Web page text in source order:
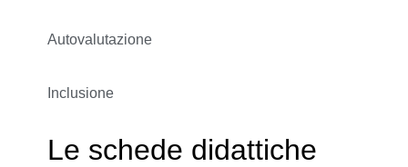
Autovalutazione
Inclusione
Le schede didattiche